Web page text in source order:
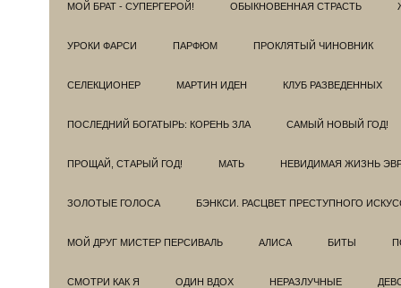
МОЙ БРАТ - СУПЕРГЕРОЙ! ОБЫКНОВЕННАЯ СТРАСТЬ
УРОКИ ФАРСИ ПАРФЮМ ПРОКЛЯТЫЙ ЧИНОВНИК
СЕЛЕКЦИОНЕР МАРТИН ИДЕН КЛУБ РАЗВЕДEННЫХ
ПОСЛЕДНИЙ БОГАТЫРЬ: КОРЕНЬ ЗЛА САМЫЙ НОВЫЙ ГОД!
ПРОЩАЙ, СТАРЫЙ ГОД! МАТЬ НЕВИДИМАЯ ЖИЗНЬ
ЗОЛОТЫЕ ГОЛОСА БЭНКСИ. РАСЦВЕТ ПРЕСТУПНОГО
МОЙ ДРУГ МИСТЕР ПЕРСИВАЛЬ АЛИСА БИТЫ
СМОТРИ КАК Я ОДИН ВДОХ НЕРАЗЛУЧНЫЕ